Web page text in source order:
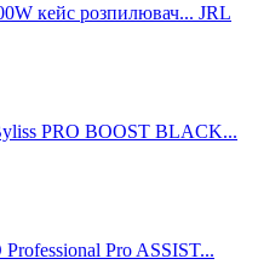
кейс розпилювач... JRL
PRO BOOST BLACK...
Pro ASSIST...